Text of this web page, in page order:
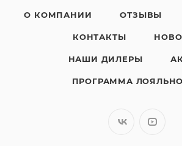
О КОМПАНИИ ОТЗЫВЫ
КОНТАКТЫ
НАШИ ДИЛЕРЫ
ПРОГРАММА